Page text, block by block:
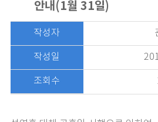
안내(1월 31일)
작성자
작성일
조회수